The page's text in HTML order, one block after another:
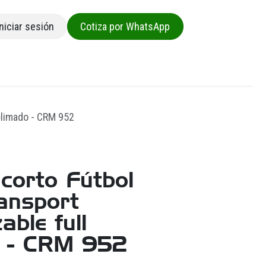
sesión
Cotiza por WhatsApp
- CRM 952
Fútbol
full
- CRM 952